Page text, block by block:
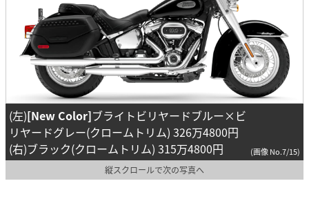
(左)[New Color]ブライトビリヤードブルー×ビ
リヤードグレー(クロームトリム) 326万4800円
(右)ブラック(クロームトリム) 315万4800円
(画像 No.7/15)
縦スクロールで次の写真へ